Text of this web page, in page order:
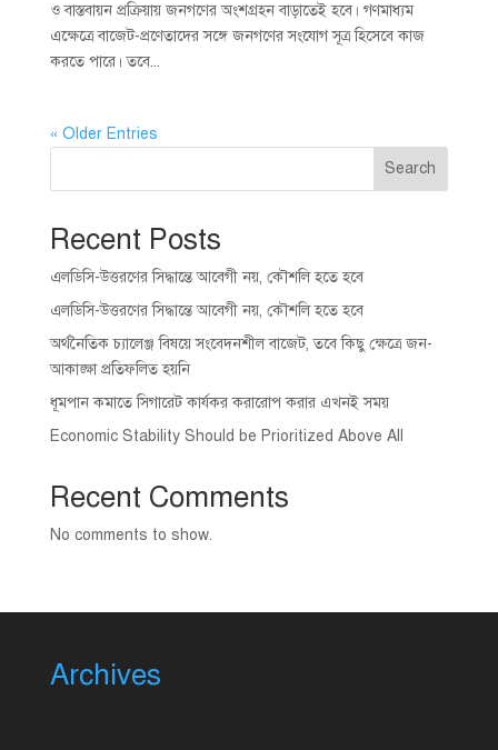
ও বাস্তবায়ন প্রক্রিয়ায় জনগণের অংশগ্রহন বাড়াতেই হবে। গণমাধ্যম
এক্ষেত্রে বাজেট-প্রণেতাদের সঙ্গে জনগণের সংযোগ সূত্র হিসেবে কাজ
করতে পারে। তবে...
« Older Entries
Search
Recent Posts
এলডিসি-উত্তরণের সিদ্ধান্তে আবেগী নয়, কৌশলি হতে হবে
এলডিসি-উত্তরণের সিদ্ধান্তে আবেগী নয়, কৌশলি হতে হবে
অর্থনৈতিক চ্যালেঞ্জ বিষয়ে সংবেদনশীল বাজেট, তবে কিছু ক্ষেত্রে জন-
আকাঙ্ক্ষা প্রতিফলিত হয়নি
ধূমপান কমাতে সিগারেট কার্যকর করারোপ করার এখনই সময়
Economic Stability Should be Prioritized Above All
Recent Comments
No comments to show.
Archives